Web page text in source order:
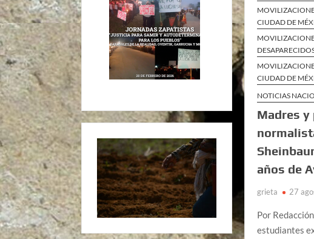
CIUDAD DE
CIUDAD DE
NOTICIAS
Madres y
años de
grieta 27
Por
estudiantes